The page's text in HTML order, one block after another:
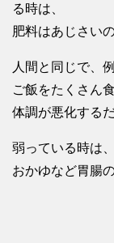
る時は、
肥料はあじさい
人間と同じで、
ご飯をたくさん
体調が悪化する
弱っている時は
おかゆなど胃腸